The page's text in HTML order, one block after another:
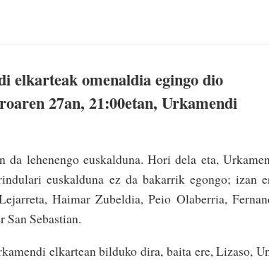
omenaldia egingo dio
27an, 21:00etan, Urkamendi
da lehenengo euskalduna. Hori dela eta,
euskalduna ez da bakarrik egongo; izan
Haimar Zubeldia, Peio Olaberria,
Sebastian.
elkartean bilduko dira, baita ere, Lizaso,